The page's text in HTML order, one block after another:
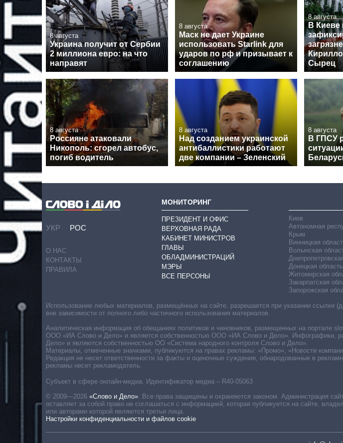
8 августа
Украина получит от Сербии
2 миллиона евро: на что
направят
8 августа
Маск не дает Украине
использовать Starlink для
ударов по рф и призывает к
соглашению
8 августа
В Киеве
Сырец
8 августа
Россияне атаковали
Никополь: сгорел автобус,
погиб водитель
8 августа
Над созданием украинской
антибаллистики работают
две компании – Зеленский
8 августа
В ГПСУ
УКР РОС
О НАС
КОНТАКТЫ
ПРАВИЛА
МОНИТОРИНГ
ПРЕЗИДЕНТ И ОФИС
ВЕРХОВНАЯ РАДА
КАБИНЕТ МИНИСТРОВ
ГЛАВЫ
ОБЛАДМИНИСТРАЦИЙ
МЭРЫ
ВСЕ ПЕРСОНЫ
Киев
Автономная
Крым
Винницкая
Волынская
Донецкая область
Житомирская
Закарпатская
Запорожская
Субъект в сфере онлайн-медиа. Идентификатор медиа – R40-05063
© 2009—2026 «Слово и Дело» Все права защищены и охраняются законом. Администрация
оставляет за собой право не соглашаться с информацией, которая публикуется на сайте,
или авторами которой являются третьи лица.
Настройки конфиденциальности и файлов cookie
Использование любых материалов, размещённых на сайте, разрешается при указании ссылки
вне зависимости от полного либо частичного использования материалов.
Аналитическая информация об обещаниях политиков и чиновников, размещенных на портале
ООО «ИА Слово и Дело» и является собственностью ООО «ИА Слово и Дело». Инфографики,
Дело» и являются собственностью ОО «Система народного контроля Слово и Дело».
Материалы, отмеченные значками, публикуются на правах рекламы: «Промо», «Новости
Редакция не несет ответственности за факты и оценочные суждения, обнародованные в
рекламы несет рекламодатель.